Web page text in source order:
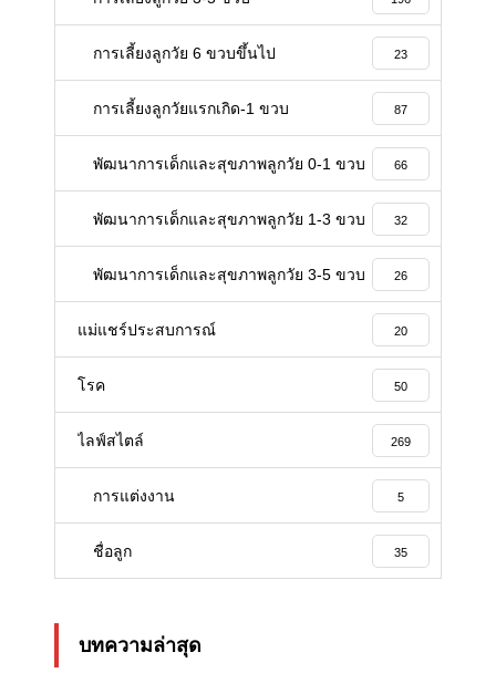
การเลี้ยงลูกวัย 6 ขวบขึ้นไป 23
การเลี้ยงลูกวัยแรกเกิด-1 ขวบ 87
พัฒนาการเด็กและสุขภาพลูกวัย 0-1 ขวบ 66
พัฒนาการเด็กและสุขภาพลูกวัย 1-3 ขวบ 32
พัฒนาการเด็กและสุขภาพลูกวัย 3-5 ขวบ 26
แม่แชร์ประสบการณ์ 20
โรค 50
ไลฟ์สไตล์ 269
การแต่งงาน 5
ชื่อลูก 35
บทความล่าสุด